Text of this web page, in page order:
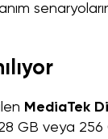
MediaTek
GB veya 256